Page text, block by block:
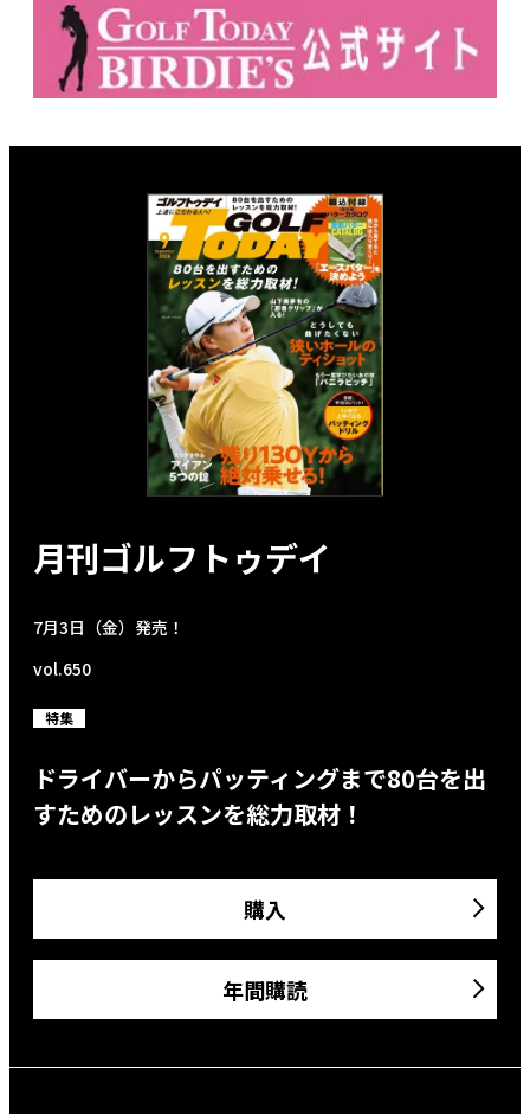
月刊ゴルフトゥデイ
7月3日（金）発売！
vol.650
特集
ドライバーからパッティングまで80台を出
すためのレッスンを総力取材！
購入
年間購読